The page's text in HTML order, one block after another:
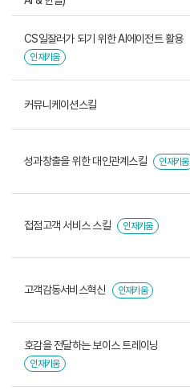
CS일잘러가 되기 위한 AI에이전트 활용
인재키움
커뮤니케이션스킬
성과창출을 위한 대인관계스킬 인재키움
접점고객 서비스 스킬 인재키움
고객감동서비스혁신 인재키움
호감을 전달하는 보이스 트레이닝
인재키움